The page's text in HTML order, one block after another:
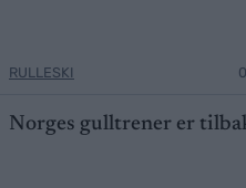
RULLESKI
Norges gulltrener er